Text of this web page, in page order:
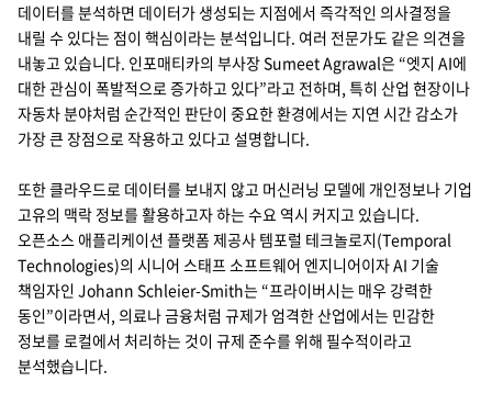
데이터를 분석하면 데이터가 생성되는 지점에서 즉각적인 의사결정을
내릴 수 있다는 점이 핵심이라는 분석입니다. 여러 전문가도 같은 의견을
내놓고 있습니다. 인포매티카의 부사장 Sumeet Agrawal은 “엣지 AI에
대한 관심이 폭발적으로 증가하고 있다”라고 전하며, 특히 산업 현장이나
자동차 분야처럼 순간적인 판단이 중요한 환경에서는 지연 시간 감소가
가장 큰 장점으로 작용하고 있다고 설명합니다.
또한 클라우드로 데이터를 보내지 않고 머신러닝 모델에 개인정보나 기업
고유의 맥락 정보를 활용하고자 하는 수요 역시 커지고 있습니다.
오픈소스 애플리케이션 플랫폼 제공사 템포럴 테크놀로지(Temporal
Technologies)의 시니어 스태프 소프트웨어 엔지니어이자 AI 기술
책임자인 Johann Schleier-Smith는 “프라이버시는 매우 강력한
동인”이라면서, 의료나 금융처럼 규제가 엄격한 산업에서는 민감한
정보를 로컬에서 처리하는 것이 규제 준수를 위해 필수적이라고
분석했습니다.